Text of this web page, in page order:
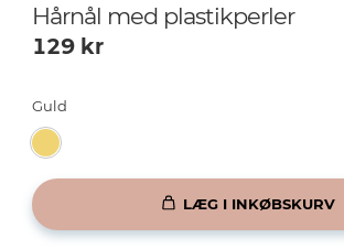
Hårnål med plastikperler
129 kr
Guld
LÆG I INKØBSKURV